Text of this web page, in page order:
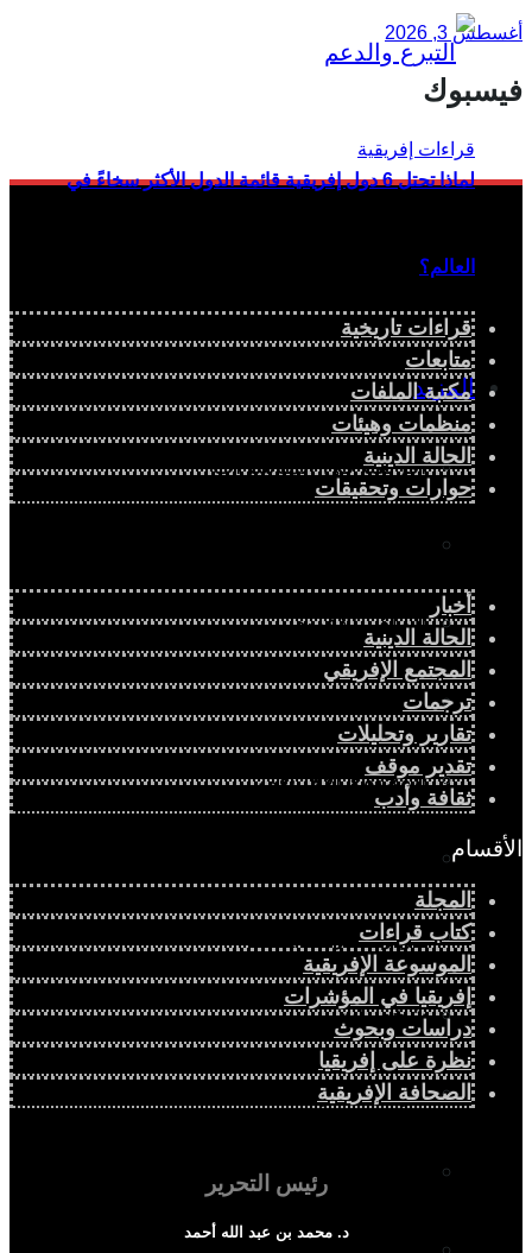
لماذا تحتل 6 دول إفريقية قائمة الدول الأكثر سخاءً في
العالم؟
المزيد
إفريقيا في المؤشرات
الملف الإفريقي
الصحافة الإفريقية
المجتمع الإفريقي
حوارات وتحقيقات
شخصيات
قراءات تاريخية
أغسطس 3, 2026
فيسبوك
قراءات تاريخية
متابعات
مكتبة الملفات
منظمات وهيئات
الحالة الدينية
حوارات وتحقيقات
أخبار
الحالة الدينية
المجتمع الإفريقي
ترجمات
تقارير وتحليلات
تقدير موقف
ثقافة وأدب
الأقسام
المجلة
كتاب قراءات
الموسوعة الإفريقية
إفريقيا في المؤشرات
دراسات وبحوث
نظرة على إفريقيا
الصحافة الإفريقية
رئيس التحرير
د. محمد بن عبد الله أحمد